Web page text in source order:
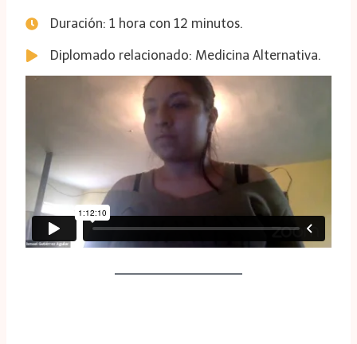
Duración: 1 hora con 12 minutos.
Diplomado relacionado: Medicina Alternativa.